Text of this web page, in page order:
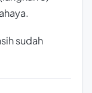
sudah